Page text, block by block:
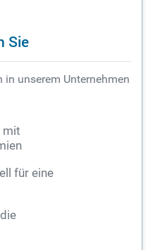
Sie
unserem Unternehmen
mit
für eine